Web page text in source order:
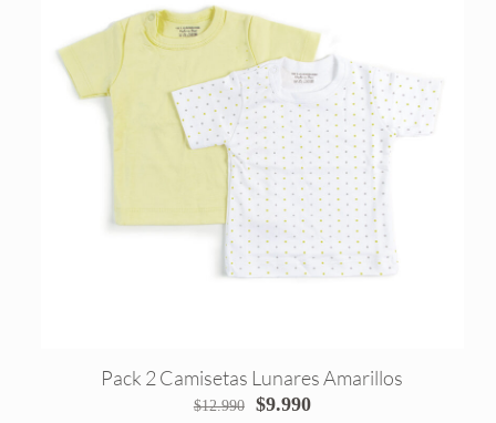
Pack 2 Camisetas Lunares Amarillos
$12.990
El
$9.990El